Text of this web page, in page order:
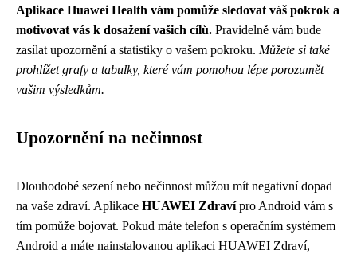
Aplikace Huawei Health vám pomůže sledovat váš pokrok a
motivovat vás k dosažení vašich cílů. Pravidelně vám bude
zasílat upozornění a statistiky o vašem pokroku. Můžete si také
prohlížet grafy a tabulky, které vám pomohou lépe porozumět
vašim výsledkům.
Upozornění na nečinnost
Dlouhodobé sezení nebo nečinnost můžou mít negativní dopad
na vaše zdraví. Aplikace HUAWEI Zdravípro Android vám s
tím pomůže bojovat. Pokud máte telefon s operačním systémem
Android a máte nainstalovanou aplikaci HUAWEI Zdraví,